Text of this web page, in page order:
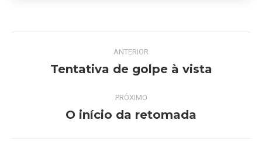
NavegaçãoANTERIOR
Post
Tentativa de golpe à vista
PRÓXIMO
Próximo
O início da retomada